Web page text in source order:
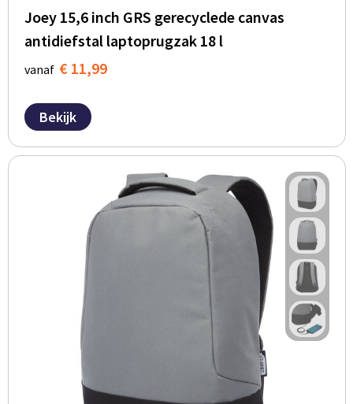
Joey 15,6 inch GRS gerecyclede canvas
antidiefstal laptoprugzak 18 l
vanaf € 11,99
Bekijk